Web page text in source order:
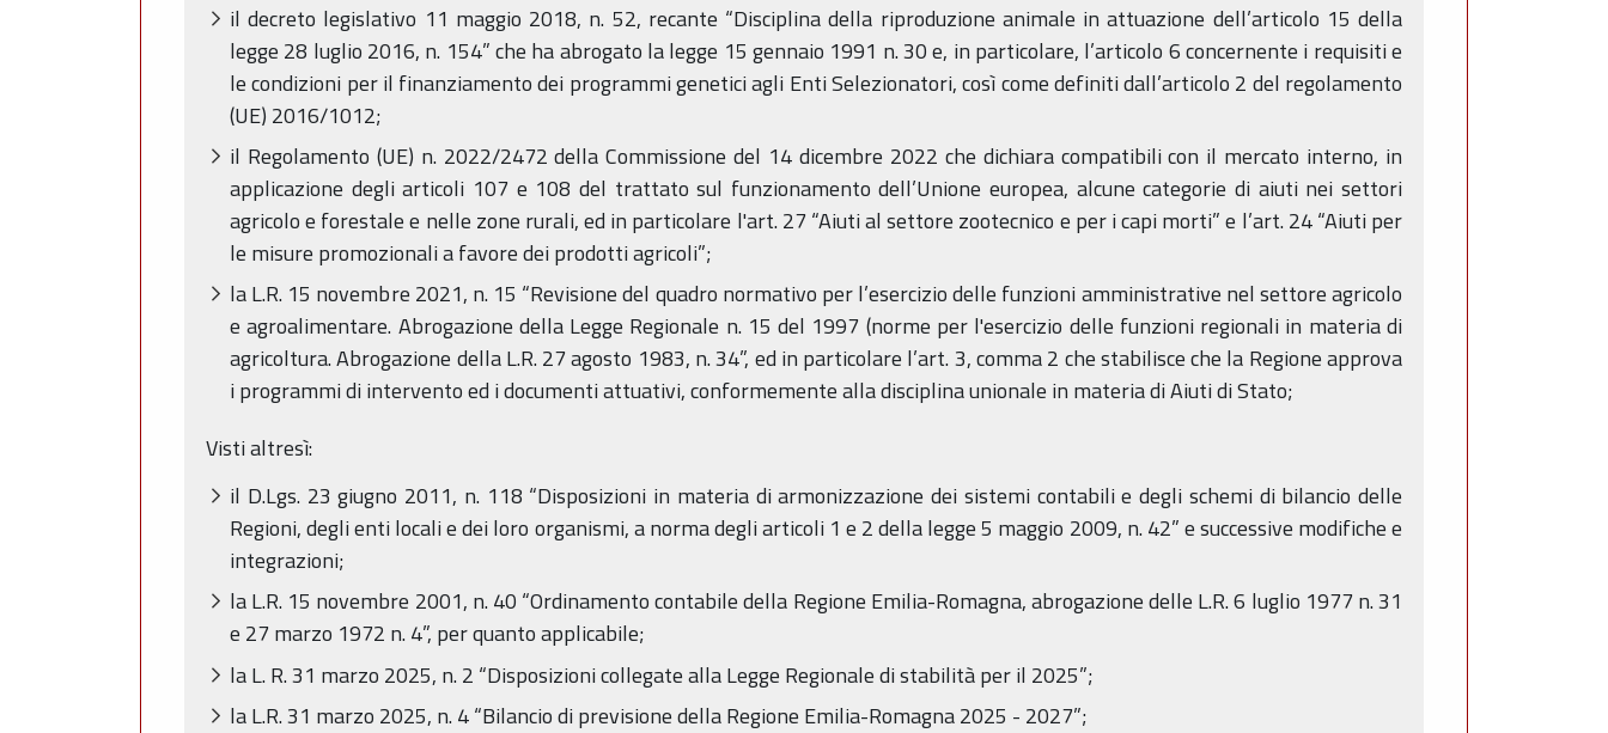
il decreto legislativo 11 maggio 2018, n. 52, recante “Disciplina della riproduzione animale in attuazione dell’articolo 15 della
legge 28 luglio 2016, n. 154” che ha abrogato la legge 15 gennaio 1991 n. 30 e, in particolare, l’articolo 6 concernente i requisiti e
le condizioni per il finanziamento dei programmi genetici agli Enti Selezionatori, così come definiti dall’articolo 2 del regolamento
(UE) 2016/1012;
il Regolamento (UE) n. 2022/2472 della Commissione del 14 dicembre 2022 che dichiara compatibili con il mercato interno, in
applicazione degli articoli 107 e 108 del trattato sul funzionamento dell’Unione europea, alcune categorie di aiuti nei settori
agricolo e forestale e nelle zone rurali, ed in particolare l'art. 27 “Aiuti al settore zootecnico e per i capi morti” e l’art. 24 “Aiuti per
le misure promozionali a favore dei prodotti agricoli”;
la L.R. 15 novembre 2021, n. 15 “Revisione del quadro normativo per l’esercizio delle funzioni amministrative nel settore agricolo
e agroalimentare. Abrogazione della Legge Regionale n. 15 del 1997 (norme per l'esercizio delle funzioni regionali in materia di
agricoltura. Abrogazione della L.R. 27 agosto 1983, n. 34”, ed in particolare l’art. 3, comma 2 che stabilisce che la Regione approva
i programmi di intervento ed i documenti attuativi, conformemente alla disciplina unionale in materia di Aiuti di Stato;
Visti altresì:
il D.Lgs. 23 giugno 2011, n. 118 “Disposizioni in materia di armonizzazione dei sistemi contabili e degli schemi di bilancio delle
Regioni, degli enti locali e dei loro organismi, a norma degli articoli 1 e 2 della legge 5 maggio 2009, n. 42” e successive modifiche e
integrazioni;
la L.R. 15 novembre 2001, n. 40 “Ordinamento contabile della Regione Emilia-Romagna, abrogazione delle L.R. 6 luglio 1977 n. 31
e 27 marzo 1972 n. 4”, per quanto applicabile;
la L. R. 31 marzo 2025, n. 2 “Disposizioni collegate alla Legge Regionale di stabilità per il 2025”;
la L.R. 31 marzo 2025, n. 4 “Bilancio di previsione della Regione Emilia-Romagna 2025 - 2027”;